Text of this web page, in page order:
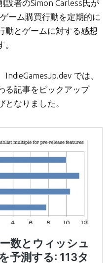
設者のSimon Carless氏が
ーム購買行動を定期的に
動とゲームに対する感想
では、
る記事をピックアップ
となりました。